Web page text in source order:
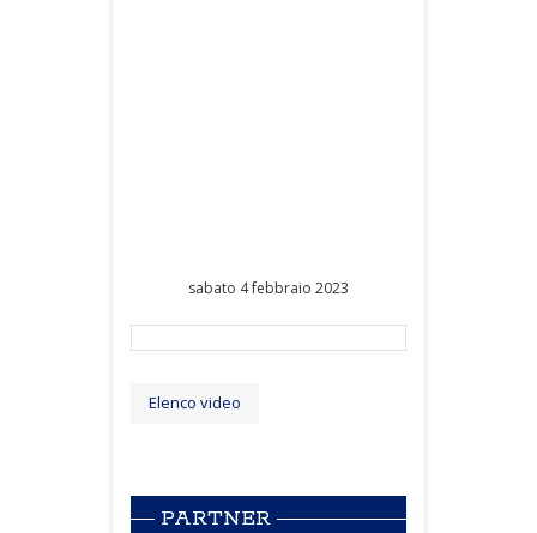
sabato 4 febbraio 2023
Elenco video
PARTNER